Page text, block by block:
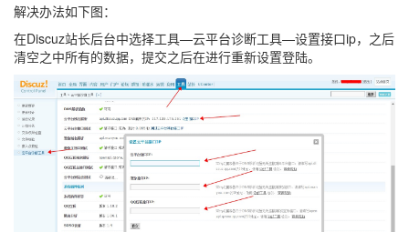
解决办法如下图：
在Discuz站长后台中选择工具—云平台诊断工具—设置接口ip，之后
清空之中所有的数据，提交之后在进行重新设置登陆。